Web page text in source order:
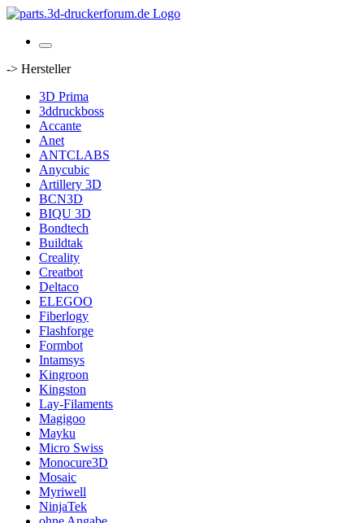
-> Hersteller
3D Prima
3ddruckboss
Accante
Anet
ANTCLABS
Anycubic
Artillery 3D
BCN3D
BIQU 3D
Bondtech
Buildtak
Creality
Creatbot
Deltaco
ELEGOO
Fiberlogy
Flashforge
Formbot
Intamsys
Kingroon
Kingston
Lay-Filaments
Magigoo
Mayku
Micro Swiss
Monocure3D
Mosaic
Myriwell
NinjaTek